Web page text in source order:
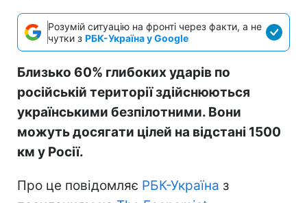
Розумій ситуацію на фронті через факти, а не
чутки з РБК-Україна у Google
Близько 60% глибоких ударів по
російській території здійснюються
українськими безпілотними. Вони
можуть досягати цілей на відстані 1500
км у Росії.
Про це повідомляє РБК-Україна з